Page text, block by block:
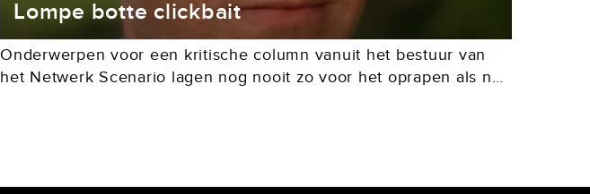
Lompe botte clickbait
Onderwerpen voor een kritische column vanuit het bestuur van
het Netwerk Scenario lagen nog nooit zo voor het oprapen als nu.